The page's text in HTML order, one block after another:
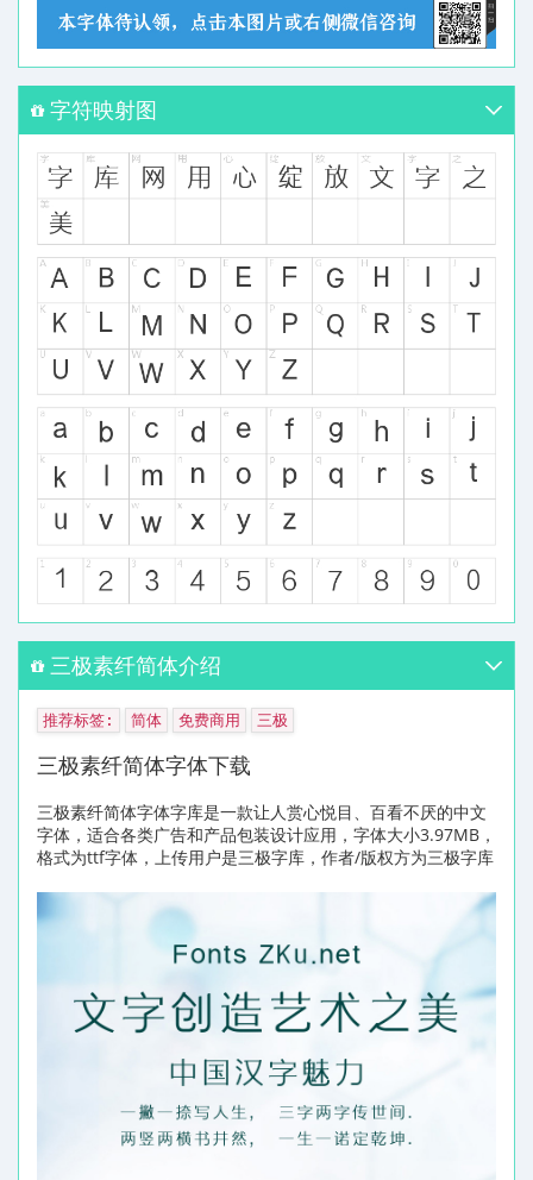
字符映射图
三极素纤简体介绍
推荐标签: 简体 免费商用 三极
三极素纤简体字体下载
三极素纤简体字体字库是一款让人赏心悦目、百看不厌的中文
字体，适合各类广告和产品包装设计应用，字体大小3.97MB，
格式为ttf字体，上传用户是三极字库，作者/版权方为三极字库